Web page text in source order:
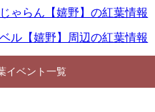
じゃらん【嬉野】の紅葉情報
ル【嬉野】周辺の紅葉情報
イベント一覧